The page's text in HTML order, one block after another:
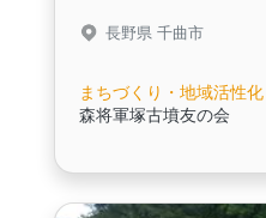
長野県 千曲市
まちづくり・地域活性化
森将軍塚古墳友の会